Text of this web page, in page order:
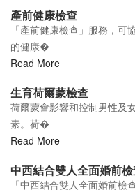
產前健康檢查
「產前健康檢查」服務，
的健康�
Read More
生育荷爾蒙檢查
荷爾蒙會影響和控制男性及
素。荷�
Read More
中西結合雙人全面婚前
「中西結合雙人全面婚前檢